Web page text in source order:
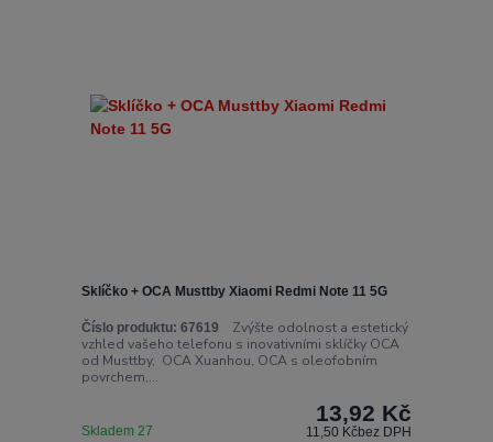
Sklíčko + OCA Musttby Xiaomi Redmi Note 11 5G
Číslo produktu: 67619
Zvýšte odolnost a estetický
vzhled vašeho telefonu s inovativními sklíčky OCA
od Musttby, OCA Xuanhou, OCA s oleofobním
povrchem,...
13,92 Kč
11,50 Kčbez DPH
Skladem 27